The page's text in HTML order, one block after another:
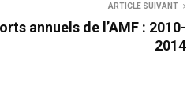
ARTICLE SUIVANT
annuels de l’AMF : 2010-
2014